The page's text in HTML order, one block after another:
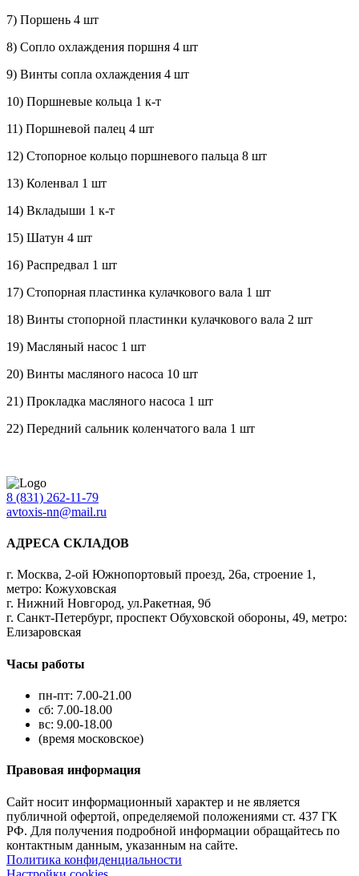
7) Поршень 4 шт
8) Сопло охлаждения поршня 4 шт
9) Винты сопла охлаждения 4 шт
10) Поршневые кольца 1 к-т
11) Поршневой палец 4 шт
12) Стопорное кольцо поршневого пальца 8 шт
13) Коленвал 1 шт
14) Вкладыши 1 к-т
15) Шатун 4 шт
16) Распредвал 1 шт
17) Стопорная пластинка кулачкового вала 1 шт
18) Винты стопорной пластинки кулачкового вала 2 шт
19) Масляный насос 1 шт
20) Винты масляного насоса 10 шт
21) Прокладка масляного насоса 1 шт
22) Передний сальник коленчатого вала 1 шт
8 (831) 262-11-79
avtoxis-nn@mail.ru
АДРЕСА СКЛАДОВ
г. Москва, 2-ой Южнопортовый проезд, 26а, строение 1,
метро: Кожуховская
г. Нижний Новгород, ул.Ракетная, 9б
г. Санкт-Петербург, проспект Обуховской обороны, 49, метро:
Елизаровская
Часы работы
пн-пт: 7.00-21.00
сб: 7.00-18.00
вс: 9.00-18.00
(время московское)
Правовая информация
Сайт носит информационный характер и не является
публичной офертой, определяемой положениями ст. 437 ГК
РФ. Для получения подробной информации обращайтесь по
контактным данным, указанным на сайте.
Политика конфиденциальности